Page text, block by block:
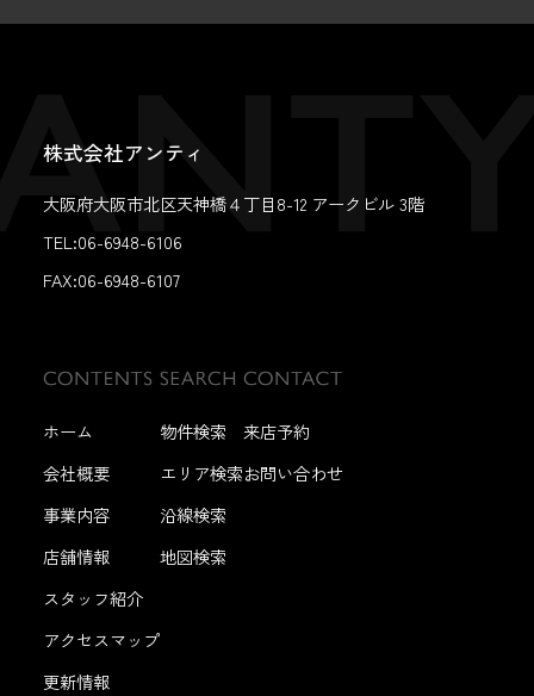
株式会社アンティ
大阪府大阪市北区天神橋４丁目8-12 アークビル 3階
TEL:06-6948-6106
FAX:06-6948-6107
ホーム
会社概要
事業内容
店舗情報
スタッフ紹介
アクセスマップ
更新情報
物件検索
エリア検索
沿線検索
地図検索
来店予約
お問い合わせ